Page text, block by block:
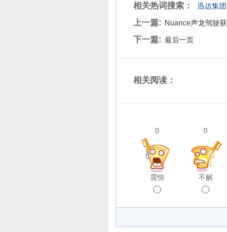
相关热词搜索： 迅达集团
上一篇: Nuance声龙驾驶
下一篇: 最后一页
相关阅读：
0
震惊
0
不解